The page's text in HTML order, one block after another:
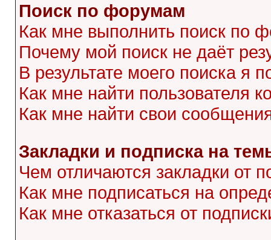
Поиск по форумам
Как мне выполнить поиск по
Почему мой поиск не даёт
В результате моего поиска я
Как мне найти пользователя
Как мне найти свои
Закладки и подписка на
Чем отличаются закладки от
Как мне подписаться на
Как мне отказаться от